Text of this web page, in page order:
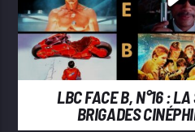
LBC FACE B, N°16 :
BRIGADES